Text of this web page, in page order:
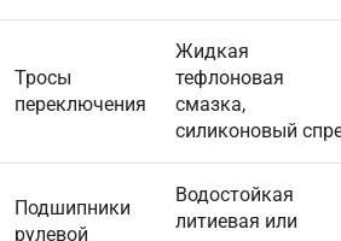
Тросы
переключения
Жидкая
тефлоновая
смазка,
силиконовый
Подшипники
рулевой
Водостойкая
литиевая или